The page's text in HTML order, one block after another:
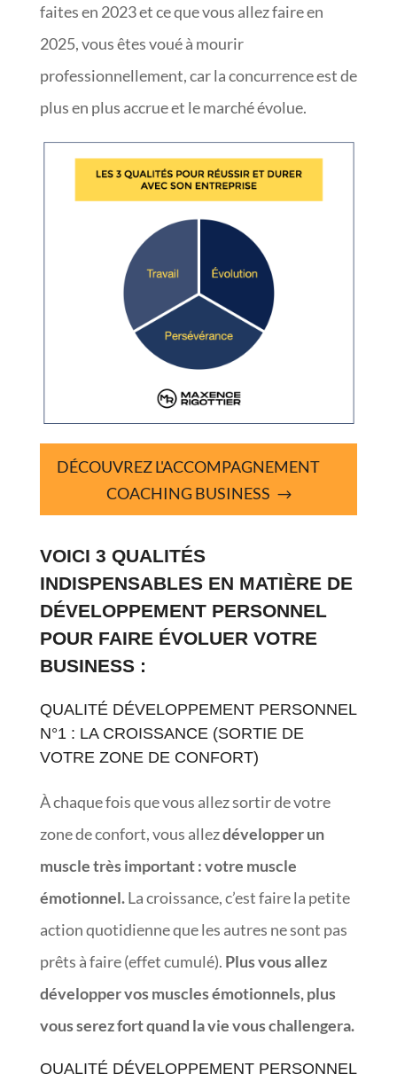
faites en 2023 et ce que vous allez faire en
2025, vous êtes voué à mourir
professionnellement, car la concurrence est de
plus en plus accrue et le marché évolue.
DÉCOUVREZ L'ACCOMPAGNEMENT
COACHING BUSINESS
VOICI 3 QUALITÉS
INDISPENSABLES EN MATIÈRE DE
DÉVELOPPEMENT PERSONNEL
POUR FAIRE ÉVOLUER VOTRE
BUSINESS :
QUALITÉ DÉVELOPPEMENT PERSONNEL
N°1 : LA CROISSANCE (SORTIE DE
VOTRE ZONE DE CONFORT)
À chaque fois que vous allez sortir de votre
zone de confort, vous allezdévelopper un
muscle très important : votre muscle
émotionnel.La croissance, c’est faire la petite
action quotidienne que les autres ne sont pas
prêts à faire (effet cumulé). Plus vous allez
développer vos muscles émotionnels, plus
vous serez fort quand la vie vous challengera.
QUALITÉ DÉVELOPPEMENT PERSONNEL